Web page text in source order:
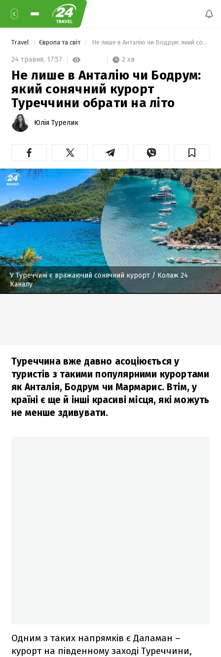
Travel Європа та світ Не лише в Анталію чи Бодрум: який сонячний курорт Туреччини обрати на літо
24 травня, 17:57 2 хв
Не лише в Анталію чи Бодрум:
який сонячний курорт
Туреччини обрати на літо
Юлія Турелик
У Туреччині є вражаючий сонячний курорт / Колаж 24
Каналу
Туреччина вже давно асоціюється у
туристів з такими популярними курортами
як Анталія, Бодрум чи Мармарис. Втім, у
країні є ще й інші красиві місця, які можуть
не менше здивувати.
Одним з таких напрямків є Даламан –
курорт на південному заході Туреччини,